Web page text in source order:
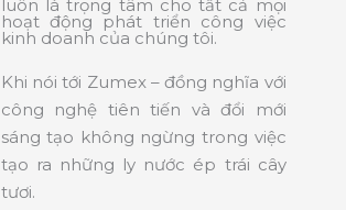
luôn là trọng tâm cho tất cả mọi
hoạt động phát triển công việc
kinh doanh của chúng tôi.
Khi nói tới Zumex – đồng nghĩa với
công nghệ tiên tiến và đổi mới
sáng tạo không ngừng trong việc
tạo ra những ly nước ép trái cây
tươi.